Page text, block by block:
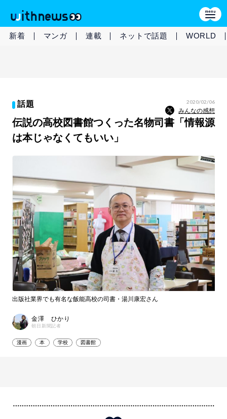
新着 マンガ 連載 ネットで話題 WORLD
話題 2020/02/06
みんなの感想
伝説の高校図書館つくった名物司書「情報源
は本じゃなくてもいい」
出版社業界でも有名な飯能高校の司書・湯川康宏さん
金澤 ひかり
朝日新聞記者
漫画 本 学校 図書館